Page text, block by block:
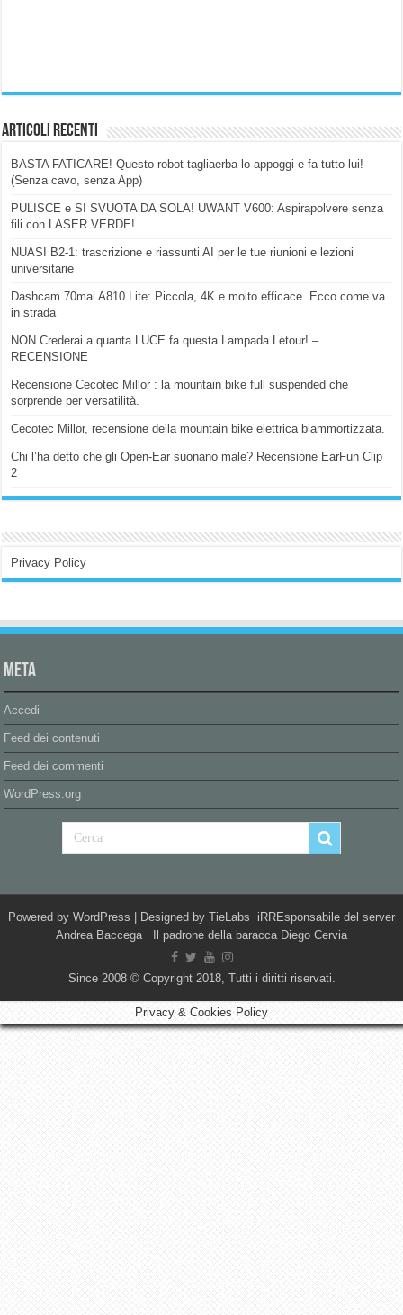
Articoli Recenti
BASTA FATICARE! Questo robot tagliaerba lo appoggi e fa tutto lui!
(Senza cavo, senza App)
PULISCE e SI SVUOTA DA SOLA! UWANT V600: Aspirapolvere senza
fili con LASER VERDE!
NUASI B2-1: trascrizione e riassunti AI per le tue riunioni e lezioni
universitarie
Dashcam 70mai A810 Lite: Piccola, 4K e molto efficace. Ecco come va
in strada
NON Crederai a quanta LUCE fa questa Lampada Letour! –
RECENSIONE
Recensione Cecotec Millor : la mountain bike full suspended che
sorprende per versatilità.
Cecotec Millor, recensione della mountain bike elettrica biammortizzata.
Chi l’ha detto che gli Open-Ear suonano male? Recensione EarFun Clip
2
Privacy Policy
Meta
Accedi
Feed dei contenuti
Feed dei commenti
WordPress.org
Powered by WordPress | Designed by TieLabs iRREsponsabile del server
Andrea Baccega Il padrone della baracca Diego Cervia
Since 2008 © Copyright 2018, Tutti i diritti riservati.
Privacy & Cookies Policy